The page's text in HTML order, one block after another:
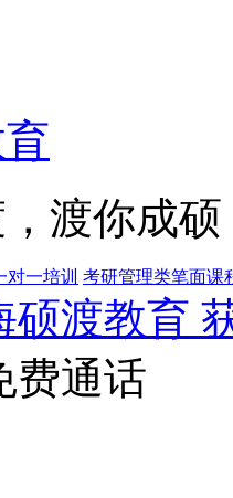
育
渡你成硕
对一培训 考研管理类笔面课
硕渡教育
费通话